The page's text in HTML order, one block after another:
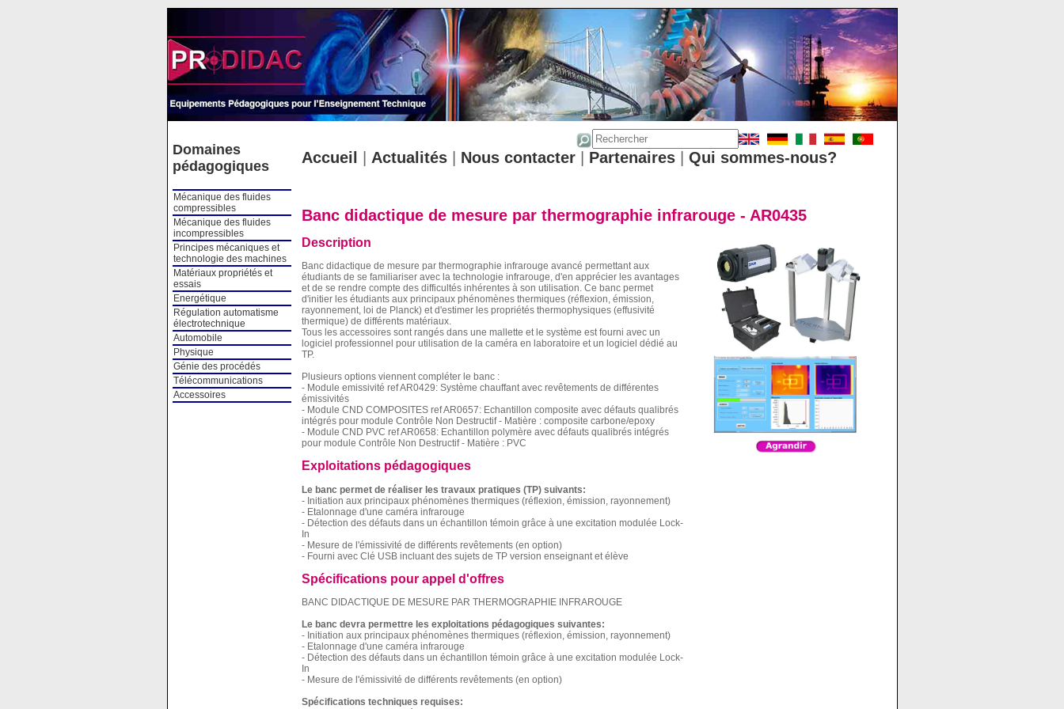
Domaines
pédagogiques
Mécanique des fluides
compressibles
Mécanique des fluides
incompressibles
Principes mécaniques et
technologie des machines
Matériaux propriétés et
essais
Energétique
Régulation automatisme
électrotechnique
Automobile
Physique
Génie des procédés
Télécommunications
Accessoires
Accueil Actualités| Nous contacter| Partenaires| Qui sommes-nous?
Banc didactique de mesure par thermographie infrarouge - AR0435
Description
Banc didactique de mesure par thermographie infrarouge avancé permettant aux
étudiants de se familiariser avec la technologie infrarouge, d'en apprécier les avantages
et de se rendre compte des difficultés inhérentes à son utilisation. Ce banc permet
d'initier les étudiants aux principaux phénomènes thermiques (réflexion, émission,
rayonnement, loi de Planck) et d'estimer les propriétés thermophysiques (effusivité
thermique) de différents matériaux.
Tous les accessoires sont rangés dans une mallette et le système est fourni avec un
logiciel professionnel pour utilisation de la caméra en laboratoire et un logiciel dédié au
TP.
Plusieurs options viennent compléter le banc :
- Module emissivité ref AR0429: Système chauffant avec revêtements de différentes
émissivités
- Module CND COMPOSITES ref AR0657: Echantillon composite avec défauts qualibrés
intégrés pour module Contrôle Non Destructif - Matière : composite carbone/epoxy
- Module CND PVC ref AR0658: Echantillon polymère avec défauts qualibrés intégrés
pour module Contrôle Non Destructif - Matière : PVC
Exploitations pédagogiques
Le banc permet de réaliser les travaux pratiques (TP) suivants:
- Initiation aux principaux phénomènes thermiques (réflexion, émission, rayonnement)
- Etalonnage d'une caméra infrarouge
- Détection des défauts dans un échantillon témoin grâce à une excitation modulée Lock-
In
- Mesure de l'émissivité de différents revêtements (en option)
- Fourni avec Clé USB incluant des sujets de TP version enseignant et élève
Spécifications pour appel d'offres
BANC DIDACTIQUE DE MESURE PAR THERMOGRAPHIE INFRAROUGE
Le banc devra permettre les exploitations pédagogiques suivantes:
- Initiation aux principaux phénomènes thermiques (réflexion, émission, rayonnement)
- Etalonnage d'une caméra infrarouge
- Détection des défauts dans un échantillon témoin grâce à une excitation modulée Lock-
In
- Mesure de l'émissivité de différents revêtements (en option)
Spécifications techniques requises: